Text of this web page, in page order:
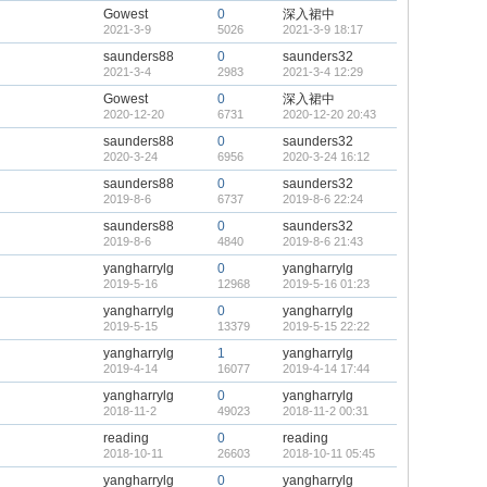
Gowest
2021-3-9
0
5026
深入裙中
2021-3-9 18:17
saunders88
2021-3-4
0
2983
saunders32
2021-3-4 12:29
Gowest
2020-12-20
0
6731
深入裙中
2020-12-20 20:43
saunders88
2020-3-24
0
6956
saunders32
2020-3-24 16:12
saunders88
2019-8-6
0
6737
saunders32
2019-8-6 22:24
saunders88
2019-8-6
0
4840
saunders32
2019-8-6 21:43
yangharrylg
2019-5-16
0
12968
yangharrylg
2019-5-16 01:23
yangharrylg
2019-5-15
0
13379
yangharrylg
2019-5-15 22:22
yangharrylg
2019-4-14
1
16077
yangharrylg
2019-4-14 17:44
yangharrylg
2018-11-2
0
49023
yangharrylg
2018-11-2 00:31
reading
2018-10-11
0
26603
reading
2018-10-11 05:45
yangharrylg 0 yangharrylg